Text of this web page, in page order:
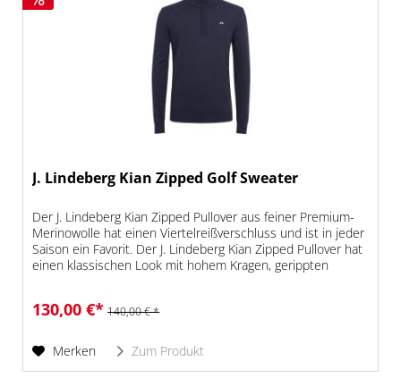
J. Lindeberg Kian Zipped Golf Sweater
Der J. Lindeberg Kian Zipped Pullover aus feiner Premium-
Merinowolle hat einen Viertelreißverschluss und ist in jeder
Saison ein Favorit. Der J. Lindeberg Kian Zipped Pullover hat
einen klassischen Look mit hohem Kragen, gerippten
130,00 €* 140,00 € *
Merken Zum Produkt